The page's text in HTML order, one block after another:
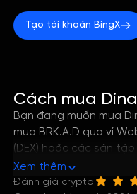
Tạo tài khoản BingX
Cách mua
Bạn đang muốn mua
mua BRK.A.D qua ví
(DEX) hoặc các sàn
bước đơn giản. Hướng
cách tốt nhất để mua
Xem thêm
Đánh giá crypto